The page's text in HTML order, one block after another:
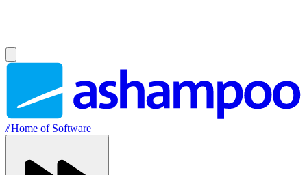
//Home of Software